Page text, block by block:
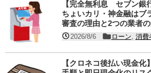
【完全無利息 セブン銀
ちょいカリ・神金融はブ
審査の理由と2つの業者
2026/8/6 ローン 消費
【クロネコ後払い現金